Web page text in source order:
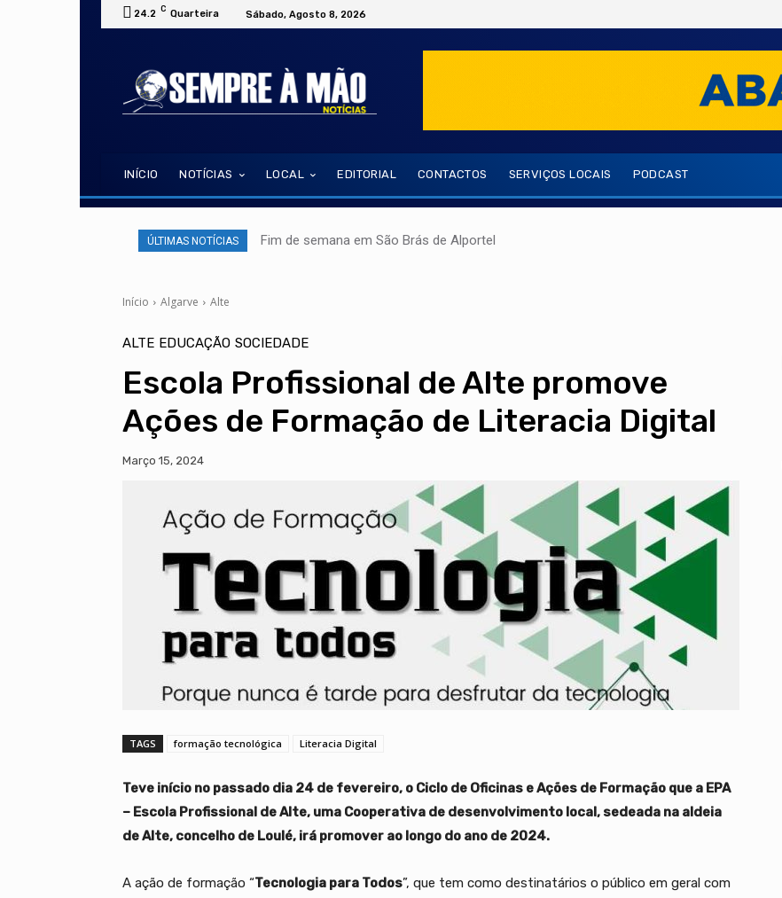
24.2 C Quarteira Sábado, Agosto 8, 2026
INÍCIO NOTÍCIAS LOCAL EDITORIAL CONTACTOS SERVIÇOS LOCAIS PODCAST
ÚLTIMAS NOTÍCIAS Fim de semana em São Brás de Alportel
Início Algarve Alte
ALTE EDUCAÇÃO SOCIEDADE
Escola Profissional de Alte promove
Ações de Formação de Literacia Digital
Março 15, 2024
TAGS formação tecnológica Literacia Digital
Teve início no passado dia 24 de fevereiro, o Ciclo de Oficinas e Ações de Formação que a EPA
– Escola Profissional de Alte, uma Cooperativa de desenvolvimento local, sedeada na aldeia
de Alte, concelho de Loulé, irá promover ao longo do ano de 2024.
A ação de formação “Tecnologia para Todos”, que tem como destinatários o público em geral com